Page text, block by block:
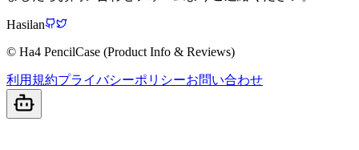
Hasilan
© Ha4 PencilCase (Product Info & Reviews)
利用規約プライバシーポリシーお問い合わせ